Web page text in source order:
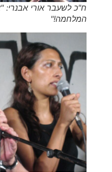
ח"כ לשעבר אורי אבנרי:
המלחמה!"